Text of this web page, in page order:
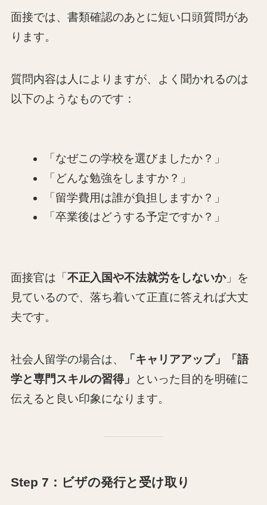
面接では、書類確認のあとに短い口頭質問があ
ります。
質問内容は人によりますが、よく聞かれるのは
以下のようなものです：
「なぜこの学校を選びましたか？」
「どんな勉強をしますか？」
「留学費用は誰が負担しますか？」
「卒業後はどうする予定ですか？」
面接官は「 不正入国や不法就労をしないか」を
見ているので、落ち着いて正直に答えれば大丈
夫です。
社会人留学の場合は、 「キャリアアップ」
「語
学と専門スキルの習得」
といった目的を明確に
伝えると良い印象になります。
Step 7：ビザの発行と受け取り